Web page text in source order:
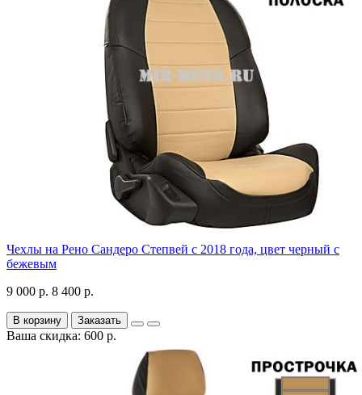
Чехлы на Рено Сандеро Степвей с 2018 года, цвет черный с
бежевым
9 000 р. 8 400 р.
В корзину Заказать
Ваша скидка: 600 р.